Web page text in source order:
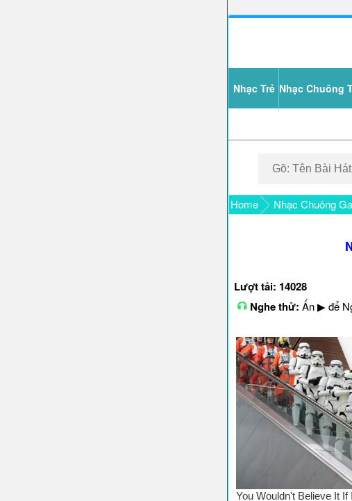
Nhạc Trẻ Nhạc Chuông
Home Nhạc Chuông
Lượt tải: 14028
Nghe thử: Ấn ▶ để